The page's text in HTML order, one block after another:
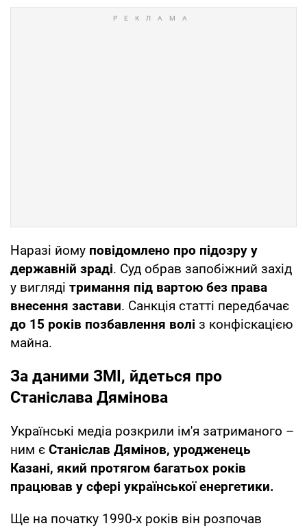
Наразі йому повідомлено про підозру у
державній зраді. Суд обрав запобіжний захід
у вигляді тримання під вартою без права
внесення застави. Санкція статті передбачає
до 15 років позбавлення волі з конфіскацією
майна.
За даними ЗМІ, йдеться про
Станіслава Дямінова
Українські медіа розкрили ім'я затриманого –
ним є Станіслав Дямінов, уродженець
Казані, який протягом багатьох років
працював у сфері української енергетики.
Ще на початку 1990-х років він розпочав